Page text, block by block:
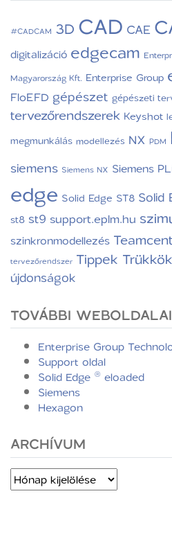
#CADCAM 3DCAD CAE
digitalizáció edgecam
Magyarország Kft. Enterprise Group
FloEFD gépészet gépészeti
tervezőrendszerek Keyshot
megmunkálás modellezés NX PDM
siemens Siemens NX Siemens
edge Solid Edge ST8 Solid
st8 st9 support.eplm.hu
szinkronmodellezés
tervezőrendszer Tippek Trükkök
újdonságok
TOVÁBBI
Enterprise Group
Support oldal
Solid Edge ® eloaded
Siemens
Hexagon
ARCHÍVUM
Archívum